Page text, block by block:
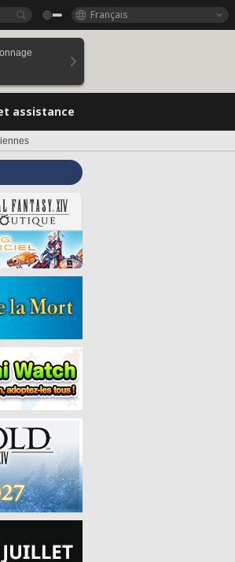
Français
assistance